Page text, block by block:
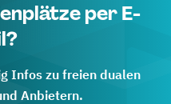
per E-
Infos zu freien dualen
Anbietern.